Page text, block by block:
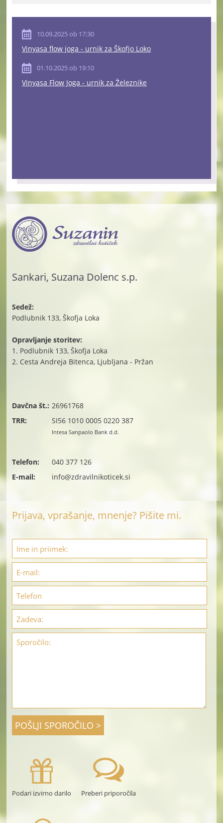
10.09.2025 ob 17:30
Vinyasa flow joga - urnik za Škofjo Loko
01.10.2025 ob 19:10
Vinyasa Flow Joga - urnik za Železnike
Sankari, Suzana Dolenc s.p.
Sedež:
Podlubnik 133, Škofja Loka
Opravljanje storitev:
1. Podlubnik 133, Škofja Loka
2. Cesta Andreja Bitenca, Ljubljana - Pržan
Davčna št.: 26961768
TRR:
SI56 1010 0005 0220 387
Intesa Sanpaolo Bank d.d.
Telefon:
040 377 126
E-mail:
info@zdravilnikoticek.si
Prijava, vprašanje, mnenje? Pišite mi.
Podari izvirno darilo Preberi priporočila